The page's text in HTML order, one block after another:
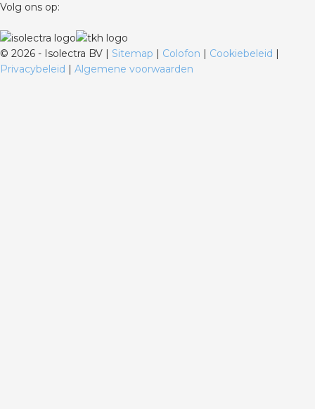
Volg ons op:
© 2026 - Isolectra BV | Sitemap | Colofon | Cookiebeleid |
Privacybeleid | Algemene voorwaarden